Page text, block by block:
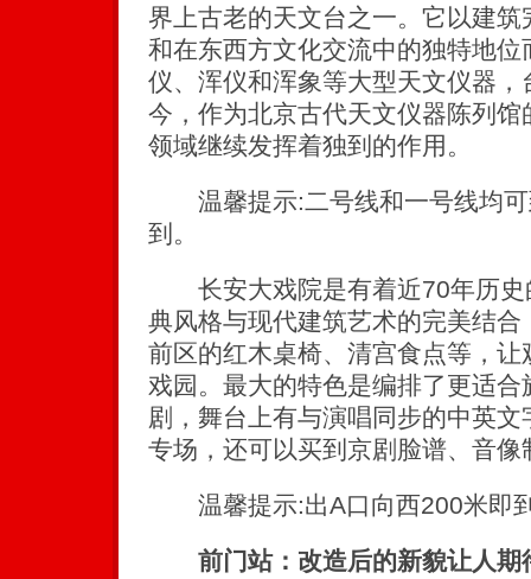
界上古老的天文台之一。它以建
和在东西方文化交流中的独特地
仪、浑仪和浑象等大型天文仪器
今，作为北京古代天文仪器陈列
领域继续发挥着独到的作用。
温馨提示:二号线和一号线均可
到。
长安大戏院是有着近70年历史
典风格与现代建筑艺术的完美结
前区的红木桌椅、清宫食点等，
戏园。最大的特色是编排了更适
剧，舞台上有与演唱同步的中英
专场，还可以买到京剧脸谱、音像
温馨提示:出A口向西200米即
前门站：改造后的新貌让人期